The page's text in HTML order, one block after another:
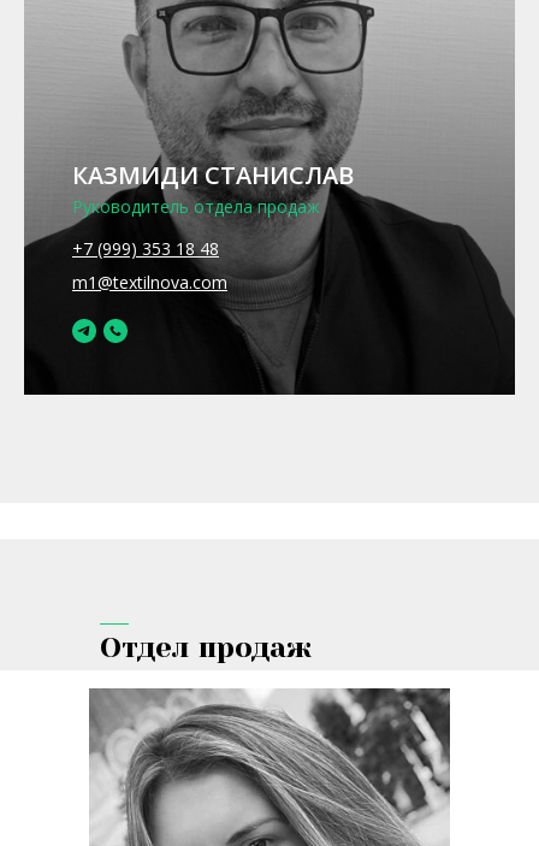
КАЗМИДИ СТАНИСЛАВ
Руководитель отдела продаж
+7 (999) 353 18 48
m1@textilnova.com
Отдел продаж